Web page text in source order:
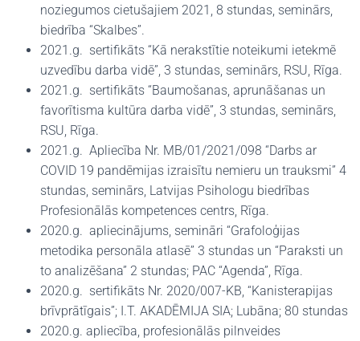
noziegumos cietušajiem 2021, 8 stundas, seminārs,
biedrība “Skalbes”.
2021.g. sertifikāts “Kā nerakstītie noteikumi ietekmē
uzvedību darba vidē”, 3 stundas, seminārs, RSU, Rīga.
2021.g. sertifikāts “Baumošanas, aprunāšanas un
favorītisma kultūra darba vidē”, 3 stundas, seminārs,
RSU, Rīga.
2021.g. Apliecība Nr. MB/01/2021/098 “Darbs ar
COVID 19 pandēmijas izraisītu nemieru un trauksmi” 4
stundas, seminārs, Latvijas Psihologu biedrības
Profesionālās kompetences centrs, Rīga.
2020.g. apliecinājums, semināri “Grafoloģijas
metodika personāla atlasē” 3 stundas un “Paraksti un
to analizēšana” 2 stundas; PAC “Agenda”, Rīga.
2020.g. sertifikāts Nr. 2020/007-KB, “Kanisterapijas
brīvprātīgais”; I.T. AKADĒMIJA SIA; Lubāna; 80 stundas
2020.g. apliecība, profesionālās pilnveides